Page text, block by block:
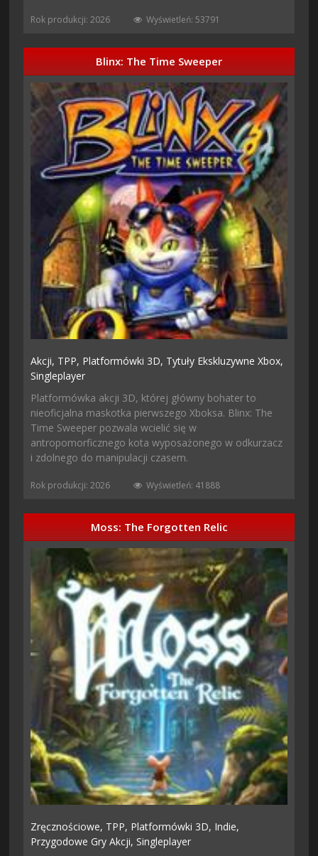
Rok produkcji: 2026 Wyświetleń: 53791
Blinx: The Time Sweeper
Akcji, TPP, Platformówki 3D, Tytuły Ekskluzywne Xbox,
Singleplayer
Platformówka akcji 3D, której główny bohater to
nieoficjalna maskotka pierwszego Xboksa. Blinx: The
Time Sweeper pozwala wcielić się w
antropomorficznego kota wyposażonego w odkurzacz
i zdolnego do manipulacji czasem.
Rok produkcji: 2026 Wyświetleń: 41888
Moss: The Forgotten Relic
Zręcznościowe, TPP, Platformówki 3D, Indie,
Przygodowe Gry Akcji,Singleplayer